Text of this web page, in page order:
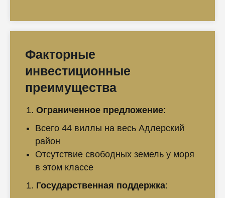
Факторные
инвестиционные
преимущества
Ограниченное предложение:
Всего 44 виллы на весь Адлерский
район
Отсутствие свободных земель у моря
в этом классе
Государственная поддержка: